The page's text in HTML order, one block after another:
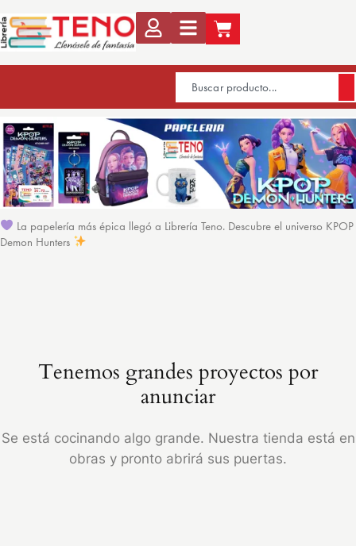
La papelería más épica llegó a Librería Teno. Descubre el universo KPOP
Demon Hunters
Tenemos grandes proyectos por
anunciar
Se está cocinando algo grande. Nuestra tienda está en
obras y pronto abrirá sus puertas.